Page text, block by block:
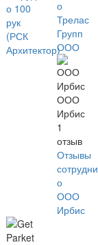
о 100
рук
(РСК
Архитектор)
о
Трелас
Групп
ООО
ООО
Ирбис
1
отзыв
Отзывы
о
ООО
Ирбис